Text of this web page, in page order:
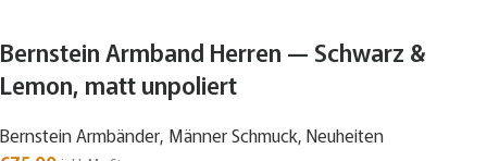
Bernstein Armband Herren — Schwarz &
Lemon, matt unpoliert
Bernstein Armbänder, Männer Schmuck, Neuheiten